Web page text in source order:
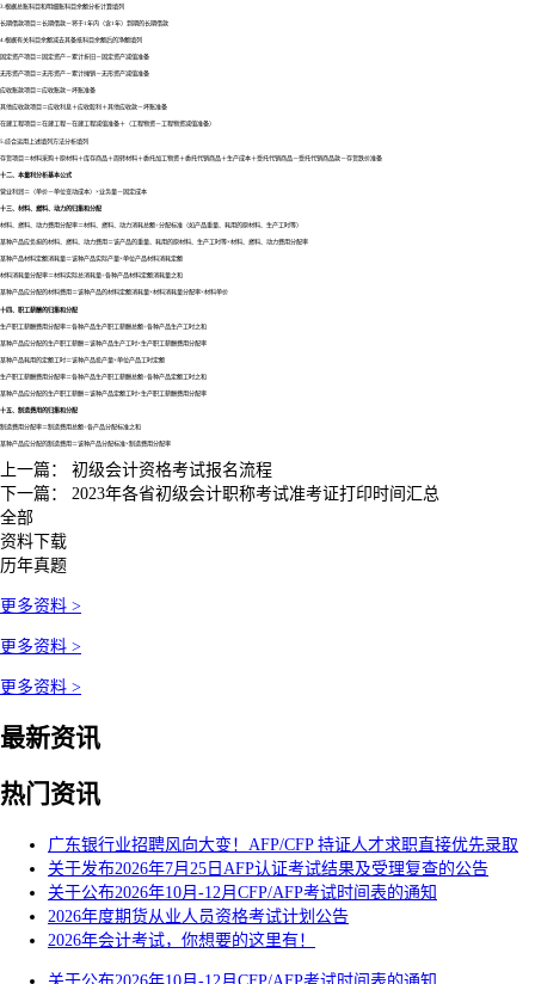
3.根据总账科目和明细账科目余额分析计算填列
长期借款项目＝长期借款－将于1年内（含1年）到期的长期借款
4.根据有关科目余额减去其备抵科目余额后的净额填列
固定资产项目＝固定资产－累计折旧－固定资产减值准备
无形资产项目＝无形资产－累计摊销－无形资产减值准备
应收账款项目＝应收账款－坏账准备
其他应收款项目＝应收利息＋应收股利＋其他应收款－坏账准备
在建工程项目＝在建工程－在建工程减值准备＋（工程物资－工程物资减值准备）
5.综合运用上述填列方法分析填列
存货项目＝材料采购＋原材料＋库存商品＋周转材料＋委托加工物资＋委托代销商品＋生产成本＋受托代销商品－受托代销商品款－存货跌价准备
十二、本量利分析基本公式
营业利润＝（单价－单位变动成本）×业务量－固定成本
十三、材料、燃料、动力的归集和分配
材料、燃料、动力费用分配率＝材料、燃料、动力消耗总额÷分配标准（如产品重量、耗用的原材料、生产工时等）
某种产品应负担的材料、燃料、动力费用＝该产品的重量、耗用的原材料、生产工时等×材料、燃料、动力费用分配率
某种产品材料定额消耗量＝该种产品实际产量×单位产品材料消耗定额
材料消耗量分配率＝材料实际总消耗量÷各种产品材料定额消耗量之和
某种产品应分配的材料费用＝该种产品的材料定额消耗量×材料消耗量分配率×材料单价
十四、职工薪酬的归集和分配
生产职工薪酬费用分配率＝各种产品生产职工薪酬总额÷各种产品生产工时之和
某种产品应分配的生产职工薪酬＝该种产品生产工时×生产职工薪酬费用分配率
某种产品耗用的定额工时＝该种产品投产量×单位产品工时定额
生产职工薪酬费用分配率＝各种产品生产职工薪酬总额÷各种产品定额工时之和
某种产品应分配的生产职工薪酬＝该种产品定额工时×生产职工薪酬费用分配率
十五、制造费用的归集和分配
制造费用分配率＝制造费用总额÷各产品分配标准之和
某种产品应分配的制造费用＝该种产品分配标准×制造费用分配率
上一篇： 初级会计资格考试报名流程
下一篇： 2023年各省初级会计职称考试准考证打印时间汇总
全部
资料下载
历年真题
更多资料 >
更多资料 >
更多资料 >
最新资讯
热门资讯
广东银行业招聘风向大变！AFP/CFP 持证人才求职直接优先录取
关于发布2026年7月25日AFP认证考试结果及受理复查的公告
关于公布2026年10月-12月CFP/AFP考试时间表的通知
2026年度期货从业人员资格考试计划公告
2026年会计考试，你想要的这里有！